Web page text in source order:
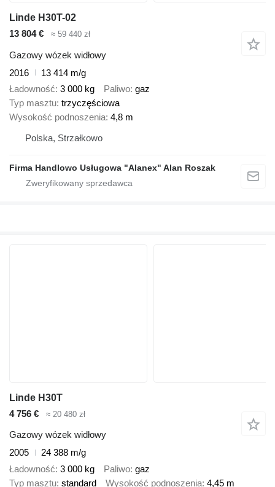
Linde H30T-02
13 804 €
≈ 59 440 zł
Gazowy wózek widłowy
2016
13 414 m/g
Ładowność 3 000 kg Paliwo gaz
Typ masztu trzyczęściowa
Wysokość podnoszenia 4,8 m
Polska, Strzałkowo
Firma Handlowo Usługowa "Alanex" Alan Roszak
Linde H30T
4 756 €
≈ 20 480 zł
Gazowy wózek widłowy
2005
24 388 m/g
Ładowność 3 000 kg Paliwo gaz
Typ masztu standard Wysokość podnoszenia 4,45 m